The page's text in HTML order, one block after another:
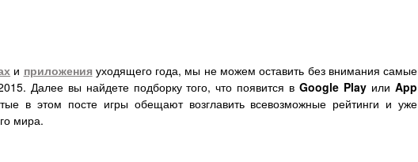
и приложенияуходящего года, мы не можем оставить без внимания самые
Далее вы найдете подборку того, что появится вGoogle Play илиApp
в этом посте игры обещают возглавить всевозможные рейтинги и уже
мира.